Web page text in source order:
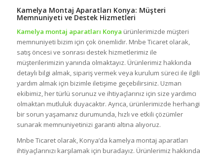
Kamelya Montaj Aparatları Konya: Müşteri
Memnuniyeti ve Destek Hizmetleri
Kamelya montaj aparatları Konya ürünlerimizde müşteri
memnuniyeti bizim için çok önemlidir. Mnbe Ticaret olarak,
satış öncesi ve sonrası destek hizmetlerimiz ile
müşterilerimizin yanında olmaktayız. Ürünlerimiz hakkında
detaylı bilgi almak, sipariş vermek veya kurulum süreci ile ilgili
yardım almak için bizimle iletişime geçebilirsiniz. Uzman
ekibimiz, her türlü sorunuz ve ihtiyaçlarınız için size yardımcı
olmaktan mutluluk duyacaktır. Ayrıca, ürünlerimizde herhangi
bir sorun yaşamanız durumunda, hızlı ve etkili çözümler
sunarak memnuniyetinizi garanti altına alıyoruz.
Mnbe Ticaret olarak, Konya’da kamelya montaj aparatları
ihtiyaçlarınızı karşılamak için buradayız. Ürünlerimiz hakkında